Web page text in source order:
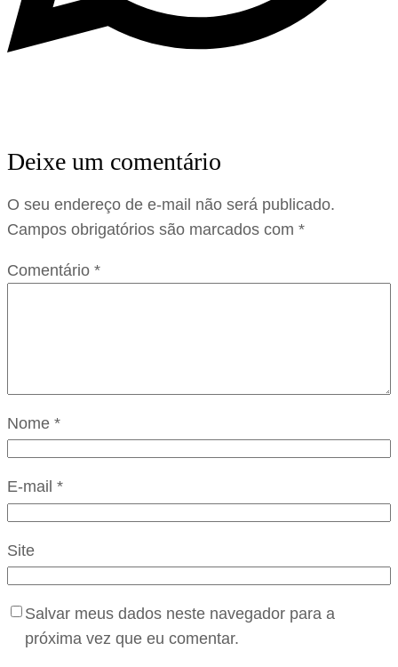
Deixe um comentário
O seu endereço de e-mail não será publicado.
Campos obrigatórios são marcados com *
Comentário *
Nome *
E-mail *
Site
Salvar meus dados neste navegador para a
próxima vez que eu comentar.